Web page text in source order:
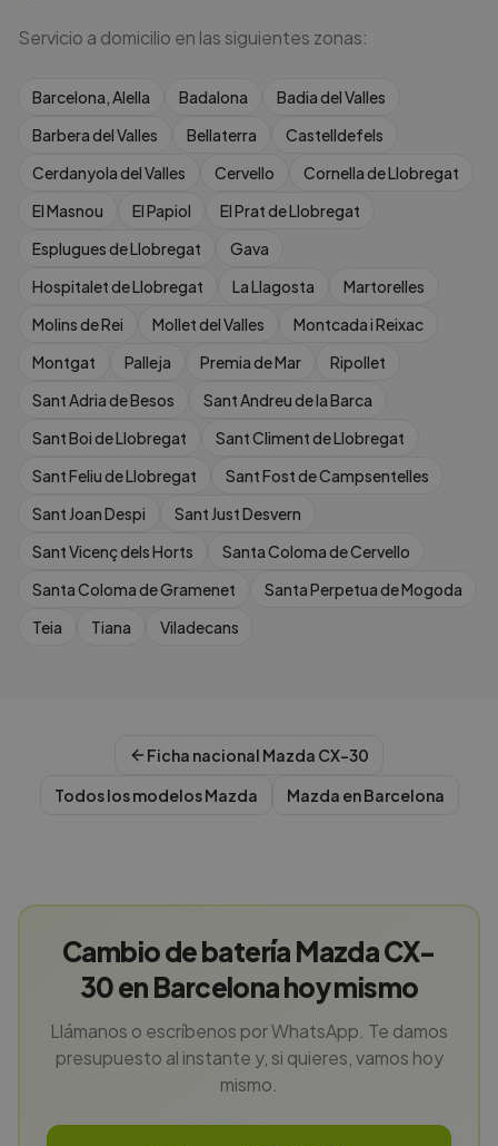
Servicio a domicilio en las siguientes zonas:
Barcelona, Alella Badalona
Badia del Valles
Barbera del Valles
Bellaterra
Castelldefels
Cerdanyola del Valles
Cervello
Cornella de Llobregat
El Masnou
El Papiol
El Prat de Llobregat
Esplugues de Llobregat
Gava
Hospitalet de Llobregat
La Llagosta
Martorelles
Molins de Rei
Mollet del Valles
Montcada i Reixac
Montgat
Palleja Premia de Mar
Ripollet
Sant Adria de Besos
Sant Andreu de la Barca
Sant Boi de Llobregat
Sant Climent de Llobregat
Sant Feliu de Llobregat
Sant Fost de Campsentelles
Sant Joan Despi
Sant Just Desvern
Sant Vicenç dels Horts
Santa Coloma de Cervello
Santa Coloma de Gramenet
Santa Perpetua de Mogoda
Teia
Tiana Viladecans
Ficha nacional Mazda CX-30
Todos los modelosMazda Mazda enBarcelona
Cambio de batería Mazda CX-
30 en Barcelona hoy mismo
Llámanos o escríbenos por WhatsApp. Te damos
presupuesto al instante y, si quieres, vamos hoy
mismo.